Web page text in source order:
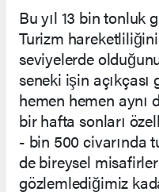
Bu yıl 13 bin tonluk
Turizm
seviyelerde
seneki işin
hemen hemen aynı
bir hafta sonları
- bin 500 civarında
de bireysel
gözlemlediğimiz